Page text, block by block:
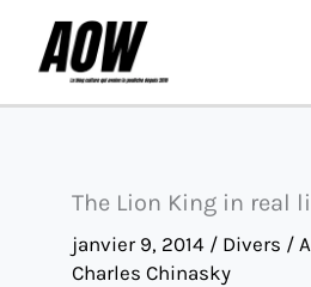
The Lion King in real
janvier 9, 2014 / Divers /
Charles Chinasky